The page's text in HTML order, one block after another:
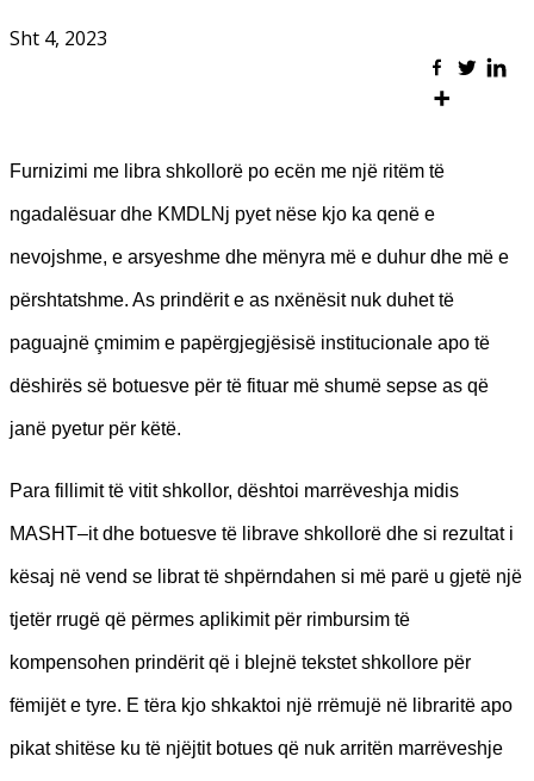
Sht 4, 2023
Furnizimi me libra shkollorë po ecën me një ritëm të
ngadalësuar dhe KMDLNj pyet nëse kjo ka qenë e
nevojshme, e arsyeshme dhe mënyra më e duhur dhe më e
përshtatshme. As prindërit e as nxënësit nuk duhet të
paguajnë çmimim e papërgjegjësisë institucionale apo të
dëshirës së botuesve për të fituar më shumë sepse as që
janë pyetur për këtë.
Para fillimit të vitit shkollor, dështoi marrëveshja midis
MASHT–it dhe botuesve të librave shkollorë dhe si rezultat i
kësaj në vend se librat të shpërndahen si më parë u gjetë një
tjetër rrugë që përmes aplikimit për rimbursim të
kompensohen prindërit që i blejnë tekstet shkollore për
fëmijët e tyre. E tëra kjo shkaktoi një rrëmujë në libraritë apo
pikat shitëse ku të njëjtit botues që nuk arritën marrëveshje